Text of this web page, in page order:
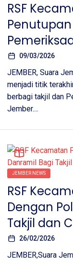
RSF
09/03/2026
JEMBER, Suara
menjadi titik
berbagi takjil dan
Jember....
JEMBER NEWS
RSF
Dengan
Takjil dan
26/02/2026
JEMBER,Suara